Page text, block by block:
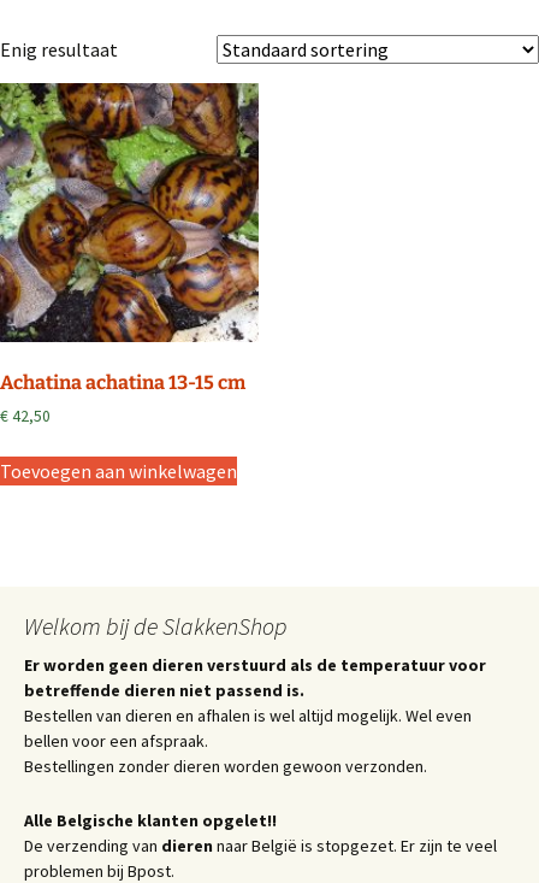
Enig resultaat
Achatina achatina 13-15 cm
€42,50
Toevoegen aan winkelwagen
Welkom bij de SlakkenShop
Er worden geen dieren verstuurd als de temperatuur voor
betreffende dieren niet passend is.
Bestellen van dieren en afhalen is wel altijd mogelijk. Wel even
bellen voor een afspraak.
Bestellingen zonder dieren worden gewoon verzonden.
Alle Belgische klanten opgelet!!
De verzending van dieren naar België is stopgezet. Er zijn te veel
problemen bij Bpost.